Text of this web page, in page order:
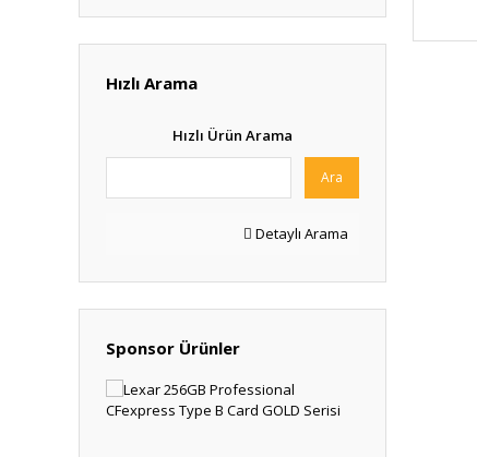
Hızlı Arama
Hızlı Ürün Arama
Ara
Detaylı Arama
Sponsor Ürünler